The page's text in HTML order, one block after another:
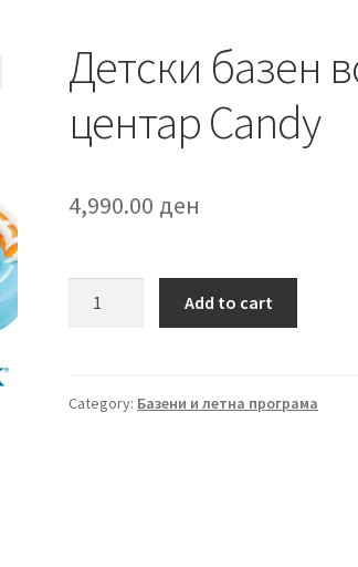
Детски базен
центар Candy
4,990.00 ден
Candy
Add to cart
Category: Базени и летна програма